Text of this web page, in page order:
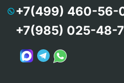
+7(499) 460-56-
+7(985) 025-48-